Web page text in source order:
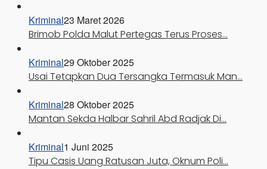
Kriminal23 Maret 2026
Brimob Polda Malut Pertegas Terus Proses…
Kriminal29 Oktober 2025
Usai Tetapkan Dua Tersangka Termasuk Man…
Kriminal28 Oktober 2025
Mantan Sekda Halbar Sahril Abd Radjak Di…
Kriminal1 Juni 2025
Tipu Casis Uang Ratusan Juta, Oknum Poli…